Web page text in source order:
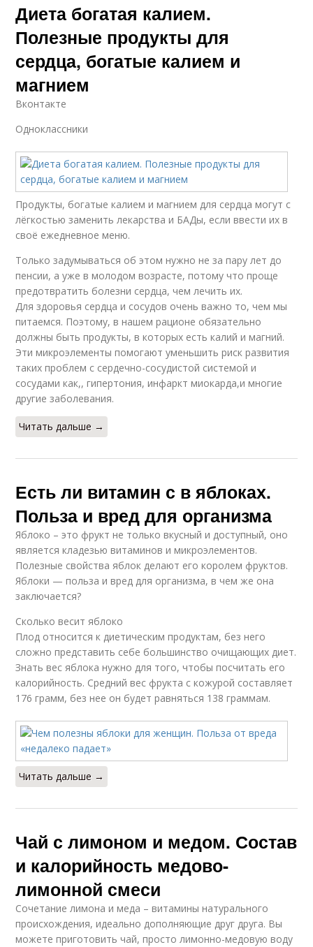
Диета богатая калием.
Полезные продукты для
сердца, богатые калием и
магнием
Вконтакте
Одноклассники
Продукты, богатые калием и магнием для сердца могут с
лёгкостью заменить лекарства и БАДы, если ввести их в
своё ежедневное меню.
Только задумываться об этом нужно не за пару лет до
пенсии, а уже в молодом возрасте, потому что проще
предотвратить болезни сердца, чем лечить их.
Для здоровья сердца и сосудов очень важно то, чем мы
питаемся. Поэтому, в нашем рационе обязательно
должны быть продукты, в которых есть калий и магний.
Эти микроэлементы помогают уменьшить риск развития
таких проблем с сердечно-сосудистой системой и
сосудами как,, гипертония, инфаркт миокарда,и многие
другие заболевания.
Читать дальше →
Есть ли витамин с в яблоках.
Польза и вред для организма
Яблоко – это фрукт не только вкусный и доступный, оно
является кладезью витаминов и микроэлементов.
Полезные свойства яблок делают его королем фруктов.
Яблоки — польза и вред для организма, в чем же она
заключается?
Сколько весит яблоко
Плод относится к диетическим продуктам, без него
сложно представить себе большинство очищающих диет.
Знать вес яблока нужно для того, чтобы посчитать его
калорийность. Средний вес фрукта с кожурой составляет
176 грамм, без нее он будет равняться 138 граммам.
Читать дальше →
Чай с лимоном и медом. Состав
и калорийность медово-
лимонной смеси
Сочетание лимона и меда – витамины натурального
происхождения, идеально дополняющие друг друга. Вы
можете приготовить чай, просто лимонно-медовую воду